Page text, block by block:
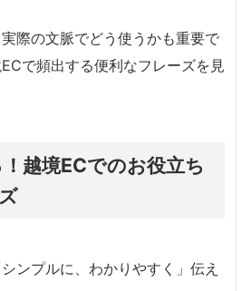
際の文脈でどう使うかも重要で
で頻出する便利なフレーズを見
越境ECでのお役立ち
ンプルに、わかりやすく」伝え